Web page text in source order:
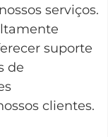
serviços.
suporte
de
clientes.